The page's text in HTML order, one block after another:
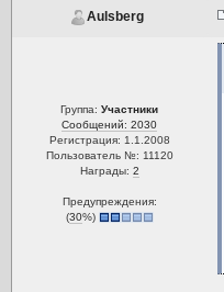
Aulsberg
Группа:Участники
Сообщений: 2030
Регистрация: 1.1.2008
Пользователь №: 11120
Награды: 2
Предупреждения:
(30%)